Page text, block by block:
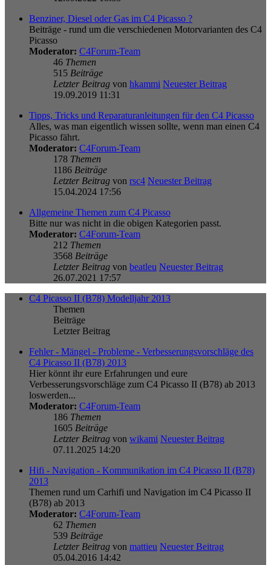
Benziner, Diesel oder Gas im C4 Picasso ?
Beiträge - rund um die verschiedenen Motorvarianten des C4
Picasso
Moderator: C4Forum-Team
46 Themen
515 Beiträge
Letzter Beitrag von hkammi Neuester Beitrag
19.09.2019 11:31
Tipps, Tricks und Reparaturanleitungen für den C4 Picasso
Alles, was man eigentlich wissen sollte, wenn man einen C4
Picasso fährt.
Moderator: C4Forum-Team
178 Themen
1186 Beiträge
Letzter Beitrag von rsc4 Neuester Beitrag
15.04.2024 17:56
Allgemeine Themen zum C4 Picasso
Bitte nur was nicht in die obigen Kategorien passt.
Moderator: C4Forum-Team
212 Themen
3568 Beiträge
Letzter Beitrag von beatleu Neuester Beitrag
26.07.2021 17:57
C4 Picasso II (B78) Modelljahr 2013
Themen
Beiträge
Letzter Beitrag
Fehler - Mängel - Probleme - Verbesserungsvorschläge des
C4 Picasso II (B78) 2013
Hier könnt ihr eure Erfahrungen und eure
Verbesserungsvorschläge zum C4 Picasso II (B78) ab 2013
loswerden...
Moderator: C4Forum-Team
186 Themen
1605 Beiträge
Letzter Beitrag von wikami Neuester Beitrag
07.11.2025 14:20
Hifi - Navigation - Kommunikation im C4 Picasso II (B78)
2013
Themen rund um Carhifi und Navigation im C4 Picasso II
(B78) ab 2013
Moderator: C4Forum-Team
62 Themen
539 Beiträge
Letzter Beitrag von mattieu Neuester Beitrag
05.04.2016 14:42